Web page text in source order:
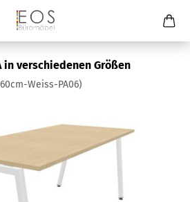
in verschiedenen Größen
Weiss-PA06)